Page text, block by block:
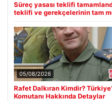
Süreç yasası teklifi
teklifi ve gerekçelerinin tam
05/08/2026
Rafet Dalkıran Kimdir?
Komutanı Hakkında Detaylar